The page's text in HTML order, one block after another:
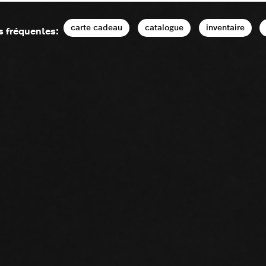
fréquentes: carte cadeau catalogue inventaire